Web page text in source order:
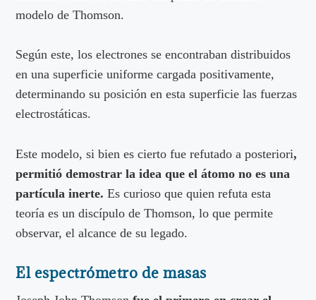
modelo de Thomson.
Según este, los electrones se encontraban distribuidos
en una superficie uniforme cargada positivamente,
determinando su posición en esta superficie las fuerzas
electrostáticas.
Este modelo, si bien es cierto fue refutado a posteriori,
permitió demostrar la idea que el átomo no es una
partícula inerte.Es curioso que quien refuta esta
teoría es un discípulo de Thomson, lo que permite
observar, el alcance de su legado.
El espectrómetro de masas